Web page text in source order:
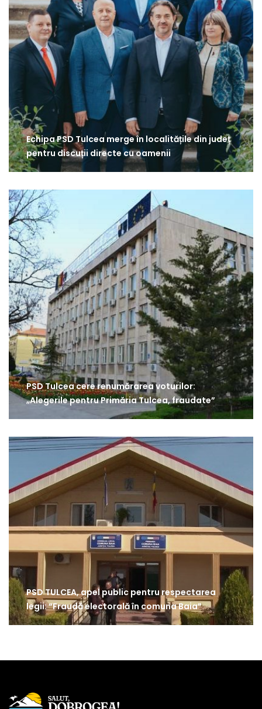
Echipa PSD Tulcea merge în localitățile din județ
pentru discuții directe cu oamenii
PSD Tulcea cere renumărarea voturilor:
„Alegerile pentru Primăria Tulcea, fraudate”
PSD TULCEA, apel public pentru respectarea
legii: “Fraudă electorală în comuna Baia”